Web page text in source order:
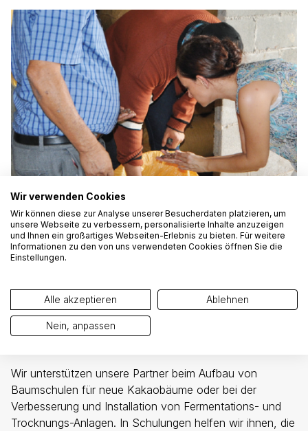
Unterstützung und Ausbildung
Wir unterstützen unsere Partner beim Aufbau von
Baumschulen für neue Kakaobäume oder bei der
Verbesserung und Installation von Fermentations- und
Trocknungs-Anlagen. In Schulungen helfen wir ihnen, die
Wir verwenden Cookies
Wir können diese zur Analyse unserer Besucherdaten platzieren, um
unsere Webseite zu verbessern, personalisierte Inhalte anzuzeigen
und Ihnen ein großartiges Webseiten-Erlebnis zu bieten. Für weitere
Informationen zu den von uns verwendeten Cookies öffnen Sie die
Einstellungen.
Alle akzeptieren Ablehnen
Nein, anpassen